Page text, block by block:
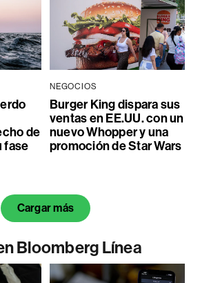
de
fase
NEGOCIOS
Burger King dispara sus
ventas en EE.UU. con un
nuevo Whopper y una
promoción de Star Wars
Cargar más
Bloomberg Línea